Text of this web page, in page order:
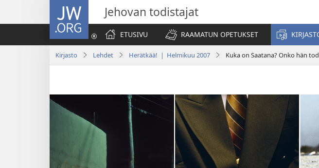
JW.ORG Jehovan todistajat
ETUSIVU
RAAMATUN OPETUKSET
Kirjasto Lehdet Herätkää! | Helmikuu 2007 Kuka on Saatana? Onko hän